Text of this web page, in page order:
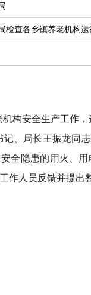
检查各乡镇养老机构
机构安全生产工作，
、 局长王振龙同
全隐患的用火、
作人员反馈并提出